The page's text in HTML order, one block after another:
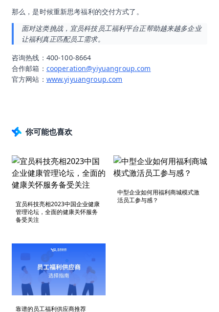
那么，是时候重新思考福利的交付方式了。
面对这类挑战，宜员科技员工福利平台正帮助越来越多企业
让福利真正匹配员工需求。
咨询热线：400-100-8664
合作邮箱： cooperation@yiyuangroup.com
官方网站： www.yiyuangroup.com
你可能也喜欢
宜员科技亮相2023中国企业健康
管理论坛，全面的健康关怀服务
备受关注
中型企业如何用福利商城模式激
活员工参与感？
靠谱的员工福利供应商推荐